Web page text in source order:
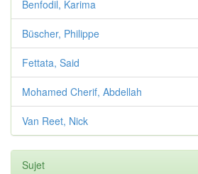
Benfodil, Karima
Büscher, Philippe
Fettata, Said
Mohamed Cherif, Abdellah
Van Reet, Nick
Sujet